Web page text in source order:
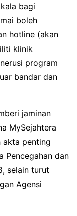
bagi
boleh
hotline (akan
klinik
program
bandar dan
jaminan
MySejahtera
akta penting
Pencegahan dan
selain turut
Agensi